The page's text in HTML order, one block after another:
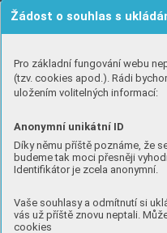
Žádost o souhlas s
Pro základní fungování webu
(tzv. cookies apod.). Rádi
uložením volitelných informací:
Anonymní unikátní ID
Díky němu příště poznáme, že
budeme tak moci přesněji
Identifikátor je zcela anonymní.
Vaše souhlasy a odmítnutí si
vás už příště znovu neptali.
cookies